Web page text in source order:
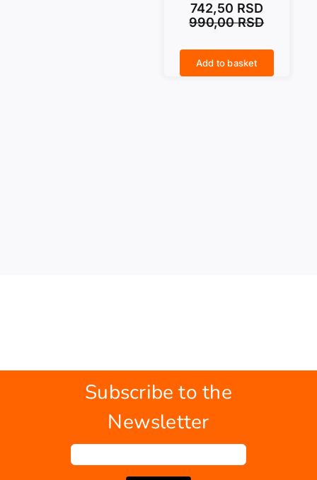
990,00RSD
742,50 RSD
Add to basket
Subscribe to the
Newsletter